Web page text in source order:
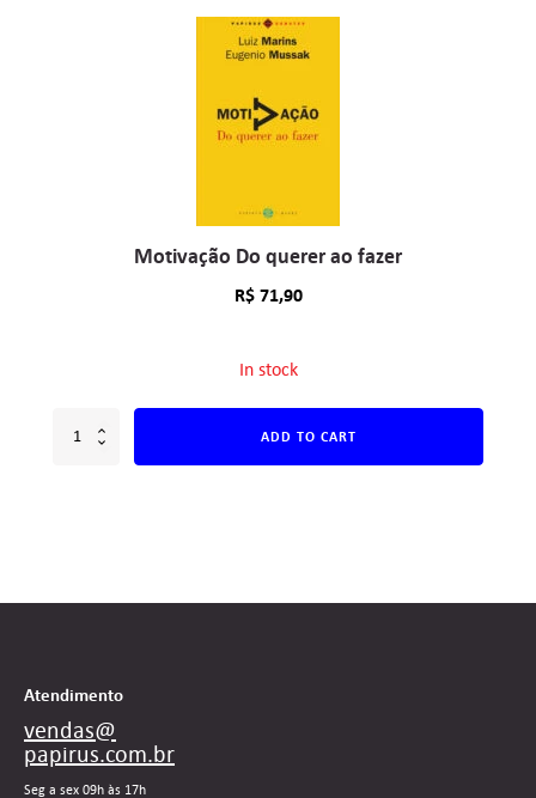
Motivação Do querer ao fazer
R$71,90
In stock
ADD TO CART
Atendimento
vendas@
papirus.com.br
Seg a sex 09h às 17h